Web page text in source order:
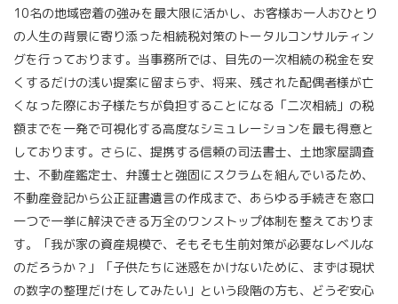
10名の地域密着の強みを最大限に活かし、お客様お一人おひとり
の人生の背景に寄り添った相続税対策のトータルコンサルティン
グを行っております。当事務所では、目先の一次相続の税金を安
くするだけの浅い提案に留まらず、将来、残された配偶者様が亡
くなった際にお子様たちが負担することになる「二次相続」の税
額までを一発で可視化する高度なシミュレーションを最も得意と
しております。さらに、提携する信頼の司法書士、土地家屋調査
士、不動産鑑定士、弁護士と強固にスクラムを組んでいるため、
不動産登記から公正証書遺言の作成まで、あらゆる手続きを窓口
一つで一挙に解決できる万全のワンストップ体制を整えておりま
す。「我が家の資産規模で、そもそも生前対策が必要なレベルな
のだろうか？」「子供たちに迷惑をかけないために、まずは現状
の数字の整理だけをしてみたい」という段階の方も、どうぞ安心